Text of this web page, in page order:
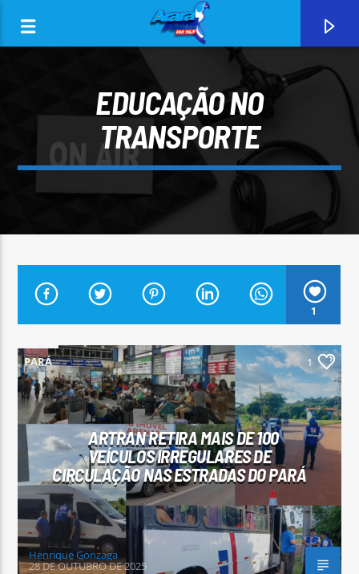
CURRENT TRACK
ARARA AZUL FM 96,9
Arara Azul FM
EDUCAÇÃO NO
TRANSPORTE
1
PARÁ 1
ARTRAN RETIRA MAIS DE 100
VEÍCULOS IRREGULARES DE
CIRCULAÇÃO NAS ESTRADAS DO PARÁ
Henrique Gonzaga
28 DE OUTUBRO DE 2025